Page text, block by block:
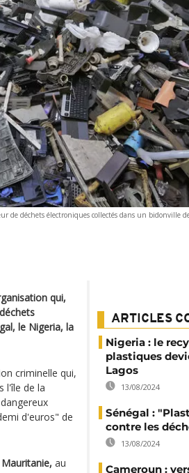
déchets électroniques collectés dans un bidonville
qui,
le Nigeria, la
criminelle qui,
l'île de la
d'euros" de
Mauritanie, au
ARTICLES
Nigeria : le
plastiques
Lagos
13/08/2024
Sénégal :
contre les
13/08/2024
Cameroun :